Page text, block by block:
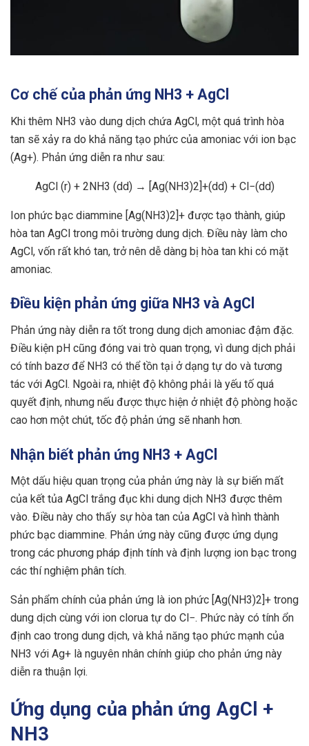
Cơ chế của phản ứng NH3 + AgCl
Khi thêm NH3 vào dung dịch chứa AgCl, một quá trình hòa
tan sẽ xảy ra do khả năng tạo phức của amoniac với ion bạc
(Ag+). Phản ứng diễn ra như sau:
AgCl (r) + 2NH3​ (dd) → [Ag(NH3​)2​]+(dd) + Cl−(dd)
Ion phức bạc diammine [Ag(NH3​)2​]+ được tạo thành, giúp
hòa tan AgCl trong môi trường dung dịch. Điều này làm cho
AgCl, vốn rất khó tan, trở nên dễ dàng bị hòa tan khi có mặt
amoniac.
Điều kiện phản ứng giữa NH3 và AgCl
Phản ứng này diễn ra tốt trong dung dịch amoniac đậm đặc.
Điều kiện pH cũng đóng vai trò quan trọng, vì dung dịch phải
có tính bazơ để NH3 có thể tồn tại ở dạng tự do và tương
tác với AgCl. Ngoài ra, nhiệt độ không phải là yếu tố quá
quyết định, nhưng nếu được thực hiện ở nhiệt độ phòng hoặc
cao hơn một chút, tốc độ phản ứng sẽ nhanh hơn.
Nhận biết phản ứng NH3 + AgCl
Một dấu hiệu quan trọng của phản ứng này là sự biến mất
của kết tủa AgCl trắng đục khi dung dịch NH3 được thêm
vào. Điều này cho thấy sự hòa tan của AgCl và hình thành
phức bạc diammine. Phản ứng này cũng được ứng dụng
trong các phương pháp định tính và định lượng ion bạc trong
các thí nghiệm phân tích.
Sản phẩm chính của phản ứng là ion phức [Ag(NH3)2]+ trong
dung dịch cùng với ion clorua tự do Cl−. Phức này có tính ổn
định cao trong dung dịch, và khả năng tạo phức mạnh của
NH3 với Ag+ là nguyên nhân chính giúp cho phản ứng này
diễn ra thuận lợi.
Ứng dụng của phản ứng AgCl +
NH3